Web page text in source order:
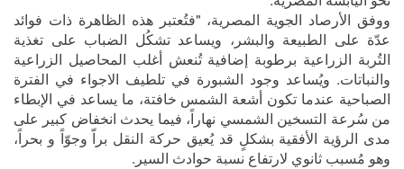
ووفق الأرصاد الجوية المصرية، "فتُعتبر هذه الظاهرة ذات فوائد
عدّة على الطبيعة والبشر، ويساعد تشكُل الضباب على تغذية
التُربة الزراعية برطوبة إضافية تُنعش أغلب المحاصيل الزراعية
والنباتات. ويُساعد وجود الشبورة في تلطيف الاجواء في الفترة
الصباحية عندما تكون أشعة الشمس خافتة، ما يساعد في الإبطاء
من سُرعة التسخين الشمسي نهاراً، فيما يحدث انخفاض كبير على
مدى الرؤية الأفقية بشكلٍ قد يُعيق حركة النقل براّ وجوّاً و بحراً،
وهو مُسبب ثانوي لارتفاع نسبة حوادث السير.